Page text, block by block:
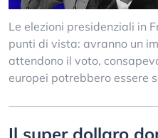
Le elezioni presidenziali in
punti di vista: avranno un
attendono il voto,
europei potrebbero essere
Il super dollaro